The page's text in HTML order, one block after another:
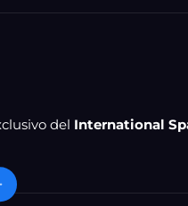
del International